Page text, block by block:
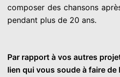
composer des chansons
pendant plus de 20 ans.
Par rapport à vos autres
lien qui vous soude à faire de